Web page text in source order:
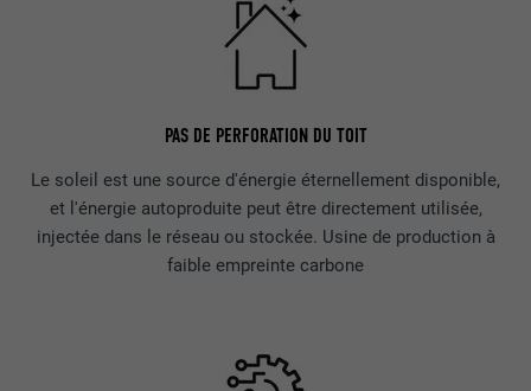
PAS DE PERFORATION DU TOIT
Le soleil est une source d'énergie éternellement disponible,
et l'énergie autoproduite peut être directement utilisée,
injectée dans le réseau ou stockée. Usine de production à
faible empreinte carbone